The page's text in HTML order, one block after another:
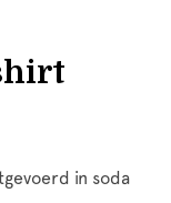
in soda